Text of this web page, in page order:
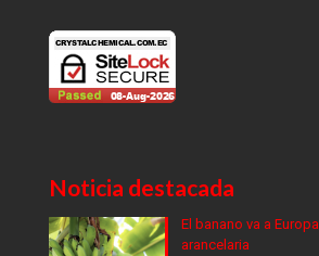
Noticia destacada
El banano va a
arancelaria